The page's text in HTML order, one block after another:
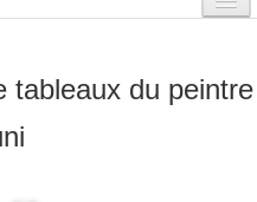
tableaux du peintre